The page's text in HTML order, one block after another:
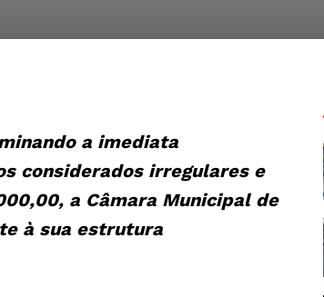
a imediata
considerados irregulares e
a Câmara Municipal de
à sua estrutura